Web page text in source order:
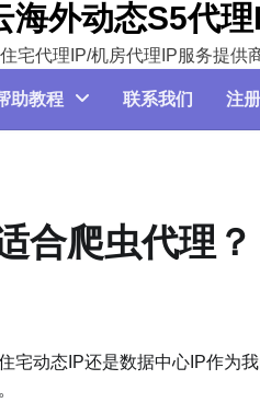
海外动态S5代
住宅代理IP/机房代理IP服务提供
助教程 联系我们 注册
合爬虫代理？
动态IP还是数据中心IP作为